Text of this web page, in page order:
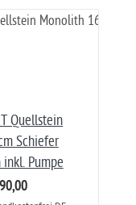
Quellstein
Schiefer
Pumpe